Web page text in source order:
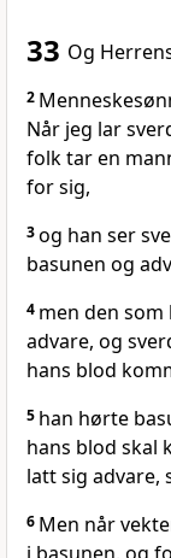
33 Og
2
Når jeg lar
folk tar en
for sig,
3og han ser
basunen og
4 men den som
advare, og
hans blod
5 han hørte
hans blod skal
latt sig advare,
6 Men når